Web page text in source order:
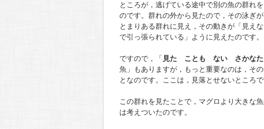
ところが，逃げている途中で別の魚の群れ
のです。群れの外から見たので，その泳ぎが
とまりある群れに見え，その動きが「見え
で引っ張られている」ように見えたのです。
ですので，「 見た ことも ない さかなた
魚」もありますが，もっと重要なのは，そ
となのです。ここは，見落とせないところで
この群れを見たことで，マグロより大きな
は考えついたのです。